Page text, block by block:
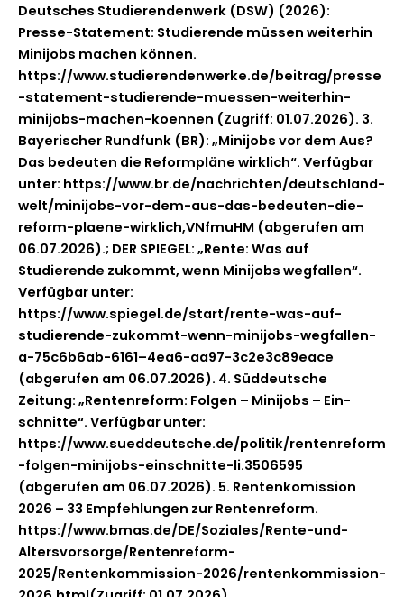
Deutsches Studieren­den­werk (DSW) (2026):
Presse-State­­ment: Studierende müssen weit­er­hin
Mini­jobs machen kön­nen.
https://www.studierendenwerke.de/beitrag/presse
-statement-studierende-muessen-weiterhin-
minijobs-machen-koennen (Zugriff: 01.07.2026). 3.
Bay­erisch­er Rund­funk (BR): „Mini­jobs vor dem Aus?
Das bedeuten die Reform­pläne wirk­lich“. Ver­füg­bar
unter: https://www.br.de/nachrichten/deutschland-
welt/minijobs-vor-dem-aus-das-bedeuten-die-
reform-plaene-wirklich,VNfmuHM (abgerufen am
06.07.2026).; DER SPIEGEL: „Rente: Was auf
Studierende zukommt, wenn Mini­jobs weg­fall­en“.
Ver­füg­bar unter:
https://www.spiegel.de/start/rente-was-auf-
studierende-zukommt-wenn-minijobs-wegfallen-
a-75c6b6ab-6161–4ea6-aa97-3c2e3c89eace
(abgerufen am 06.07.2026). 4. Süd­deutsche
Zeitung: „Renten­re­form: Fol­gen – Mini­jobs – Ein­
schnitte“. Ver­füg­bar unter:
https://www.sueddeutsche.de/politik/rentenreform
-folgen-minijobs-einschnitte-li.3506595
(abgerufen am 06.07.2026). 5. Rentenkomis­sion
2026 – 33 Empfehlun­gen zur Renten­re­form.
https://www.bmas.de/DE/Soziales/Rente-und-
Altersvorsorge/Rentenreform-
2025/Rentenkommission-2026/rentenkommission-